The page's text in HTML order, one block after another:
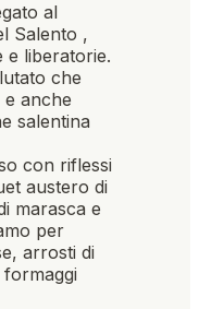
al
Salento ,
e liberatorie.
che
e anche
salentina
con riflessi
austero di
marasca e
per
arrosti di